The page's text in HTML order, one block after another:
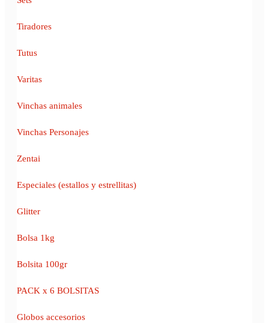
Tiradores
Tutus
Varitas
Vinchas animales
Vinchas Personajes
Zentai
Especiales (estallos y estrellitas)
Glitter
Bolsa 1kg
Bolsita 100gr
PACK x 6 BOLSITAS
Globos accesorios